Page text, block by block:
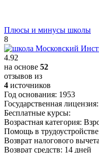
Плюсы и минусы школы
8
4.92
на основе 52
отзывов из
4 источников
Год основания: 1953
Государственная лицензия:
Бесплатные курсы:
Возрастная категория:
Помощь в
Возврат налогового
Возврат средств: 14 дней